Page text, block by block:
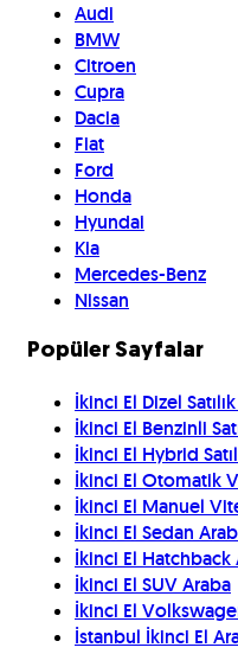
Audi
BMW
Citroen
Cupra
Dacia
Fiat
Ford
Honda
Hyundai
Kia
Mercedes-Benz
Nissan
Popüler Sayfalar
İkinci El Dizel
İkinci El Benzinli
İkinci El Hybrid
İkinci El Otomatik
İkinci El Manuel
İkinci El Sedan
İkinci El Hatchback
İkinci El SUV Araba
İkinci El
İstanbul İkinci El